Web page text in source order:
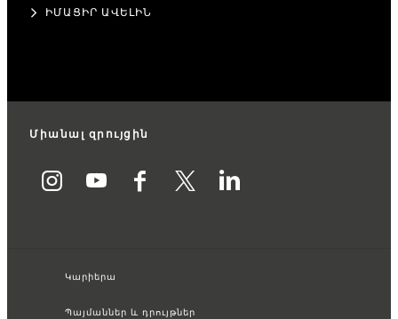
ԻՄԱՑԻՐ ԱՎԵԼԻՆ
Միանալ զրույցին
Կարիերա
Պայմաններ և դրույթներ